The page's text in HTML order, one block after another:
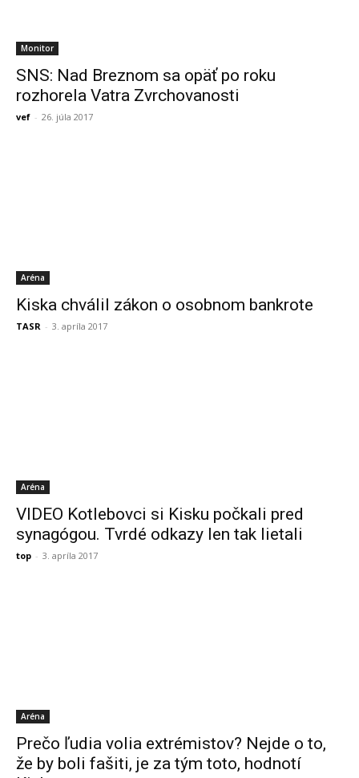
Monitor
SNS: Nad Breznom sa opäť po roku
rozhorela Vatra Zvrchovanosti
vef - 26. júla 2017
Aréna
Kiska chválil zákon o osobnom bankrote
TASR - 3. apríla 2017
Aréna
VIDEO Kotlebovci si Kisku počkali pred
synagógou. Tvrdé odkazy len tak lietali
top - 3. apríla 2017
Aréna
Prečo ľudia volia extrémistov? Nejde o to,
že by boli fašiti, je za tým toto, hodnotí